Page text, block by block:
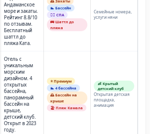
Андаманское
море и закаты.
Рейтинг 8.8/10
по отзывам.
Бесплатный
шаттл до
пляжа Ката.
🌅 Закаты
🏊 Бассейн
💆‍♂️ СПА
🚌 Шаттл до
пляжа
Семейные номера,
услуги няни
Отель с
уникальным
морским
дизайном. 4
открытых
бассейна,
панорамный
бассейн на
крыше,
детский клуб.
Открыт в 2023
году.
⭐ Премиум
🏊 4 бассейна
🌅 Бассейн на
крыше
🏖️ Пляж Камала
👶 Крытый
детский клуб
Открытая детская
площадка,
анимация